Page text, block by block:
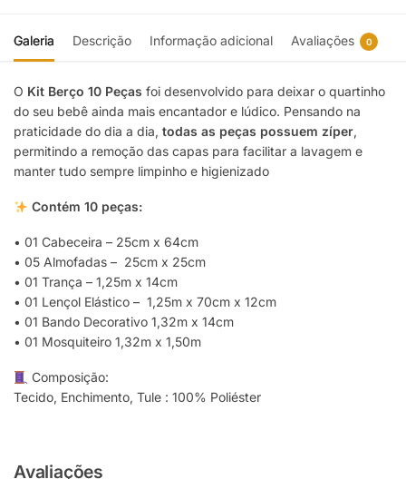
Galeria Descrição Informação adicional Avaliações 0
O Kit Berço 10 Peças foi desenvolvido para deixar o quartinho
do seu bebê ainda mais encantador e lúdico. Pensando na
praticidade do dia a dia, todas as peças possuem zíper,
permitindo a remoção das capas para facilitar a lavagem e
manter tudo sempre limpinho e higienizado
Contém 10 peças:
• 01 Cabeceira – 25cm x 64cm
• 05 Almofadas – 25cm x 25cm
• 01 Trança – 1,25m x 14cm
• 01 Lençol Elástico – 1,25m x 70cm x 12cm
• 01 Bando Decorativo 1,32m x 14cm
• 01 Mosquiteiro 1,32m x 1,50m
Composição:
Tecido, Enchimento, Tule : 100% Poliéster
Avaliações